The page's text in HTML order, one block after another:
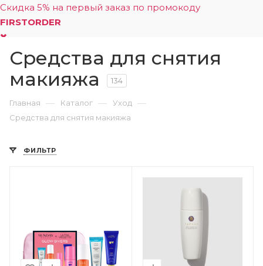
Скидка 5% на первый заказ по промокоду
FIRSTORDER
Средства для снятия
макияжа
134
Главная — Каталог — Уход —
Средства для снятия макияжа
ФИЛЬТР